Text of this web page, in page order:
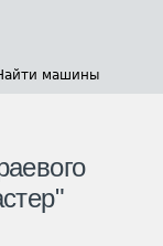
машины